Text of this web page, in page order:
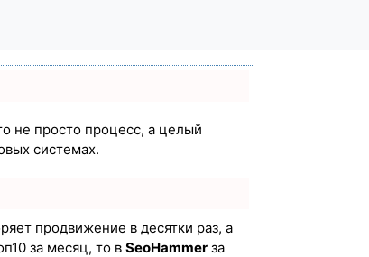
не просто процесс, а целый
системах.
продвижение в десятки раз, а
за месяц, то в SeoHammer за